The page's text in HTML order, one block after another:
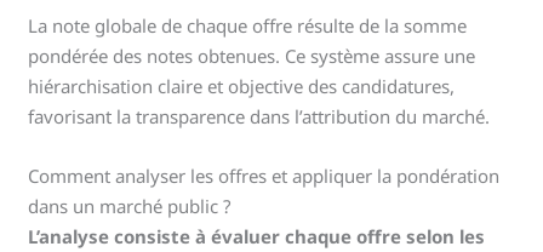
La note globale de chaque offre résulte de la somme
pondérée des notes obtenues. Ce système assure une
hiérarchisation claire et objective des candidatures,
favorisant la transparence dans l’attribution du marché.
Comment analyser les offres et appliquer la pondération
dans un marché public ?
L’analyse consiste à évaluer chaque offre selon les